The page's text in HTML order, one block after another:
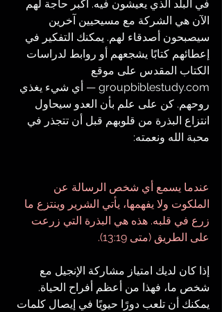
في البلد الذي يعيشون فيه. أكبر حاجة لهم
الآن هي الشركة مع مسيحيين آخرين
سيصبحون أصدقاء لهم. يمكنك التفكير في
إعطائهم كتابًا يشجعهم أو روابط لدراسات
الكتاب المقدس على موقع
groupbiblestudy.com — أي شيء يغذي
روحهم. كن على علم بأن العدو سيحاول
انتزاع البذرة من قلوبهم قبل أن تتجذر في
محبة الله ونعمته:
عندما يسمع أي شخص الرسالة عن
الملكوت ولا يفهمها، يأتي الشرير وينتزع ما
زرع في قلبه. هذه هي البذرة التي زرعت
على الطريق (متى 13:19).
إذا كان لديك امتياز مشاركة الإنجيل مع
شخص ما، فهذا من أعظم أفراح الحياة.
يمكنك أن تلعب دورًا حيويًا في إيصال كلمات